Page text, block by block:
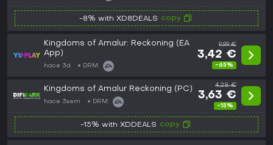
-8% with XD8DEALS copy
Kingdoms of Amalur: Reckoning (EA
App)
hace 3d DRM:
9,99 €
3,42 €
-65%
Kingdoms of Amalur Reckoning (PC)
hace 3sem DRM:
4,28 €
3,63 €
-15%
-15% with XDDEALS copy